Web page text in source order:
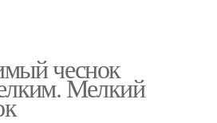
чеснок
Мелкий